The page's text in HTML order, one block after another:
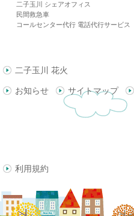
二子玉川 シェアオフィス
民間救急車
コールセンター代行 電話代行サービス
二子玉川 花火
お知らせ サイトマップ
利用規約